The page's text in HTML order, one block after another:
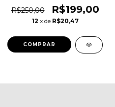
R$250,00
R$199,00
12 x de R$20,47